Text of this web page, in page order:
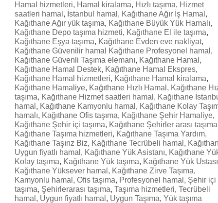
Hamal hizmetleri, Hamal kiralama, Hızlı taşıma, Hizmet
saatleri hamal , İstanbul hamal , Kağıthane Ağır İş Hamal ,
Kağıthane Ağır yük taşıma, Kağıthane Büyük Yük Hamalı,
Kağıthane Depo taşıma hizmeti, Kağıthane El ile taşıma,
Kağıthane Eşya taşıma, Kağıthane Evden eve nakliyat,
Kağıthane Güvenilir hamal Kağıthane Profesyonel hamal ,
Kağıthane Güvenli Taşıma elemanı, Kağıthane Hamal ,
Kağıthane Hamal Destek, Kağıthane Hamal Ekspres,
Kağıthane Hamal hizmetleri, Kağıthane Hamal kiralama,
Kağıthane Hamaliye, Kağıthane Hızlı Hamal , Kağıthane
taşıma, Kağıthane Hizmet saatleri hamal , Kağıthane
hamal , Kağıthane Kamyonlu hamal , Kağıthane Kolay
hamalı, Kağıthane Ofis taşıma, Kağıthane Şehir Hamaliye,
Kağıthane Şehir içi taşıma, Kağıthane Şehirler arası taşıma
Kağıthane Taşıma hizmetleri, Kağıthane Taşıma Yardım,
Kağıthane Taşırız Biz, Kağıthane Tecrübeli hamal ,
Uygun fiyatlı hamal , Kağıthane Yük Asistanı, Kağıthane
Kolay taşıma, Kağıthane Yük taşıma, Kağıthane Yük Ustası
Kağıthane Yüksever hamal , Kağıthane Zirve Taşıma,
Kamyonlu hamal , Ofis taşıma, Profesyonel hamal , Şehir içi
taşıma, Şehirlerarası taşıma, Taşıma hizmetleri, Tecrübeli
hamal , Uygun fiyatlı hamal , Uygun Taşıma, Yük taşıma